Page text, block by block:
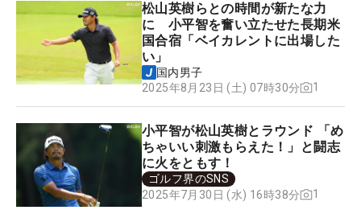
松山英樹らとの時間が新たな力
に 小平智を奮い立たせた長期米
国合宿「ベイカレントに出場した
い」
国内男子
2025年8月23日 (土) 07時30分
1
小平智が松山英樹とラウンド 「め
ちゃいい刺激もらえた！」と闘志
に火をともす！
ゴルフ界のSNS
2025年7月30日 (水) 16時38分
1